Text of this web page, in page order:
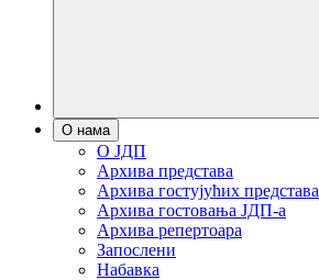
О нама
О ЈДП
Архива представа
Архива гостујућих представа
Архива гостовања ЈДП-а
Архива репертоара
Запослени
Набавка